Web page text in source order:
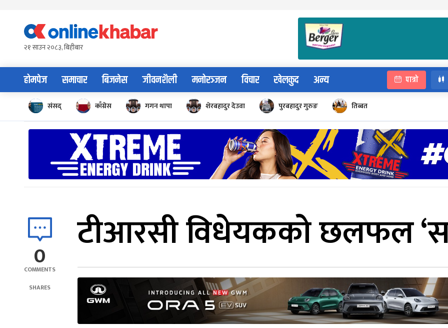
content२१ साउन २०८३, बिहीबार
होमपेज समाचार बिजनेस जीवनशैली मनोरञ्जन विचार खेलकुद अन्य पात्रो
संसद् काँग्रेस गगन थापा शेरबहादुर देउवा पुरबहादुर गुरुङ तिब्बत
0
COMMENTS
SHARES
टीआरसी विधेयकको छलफल